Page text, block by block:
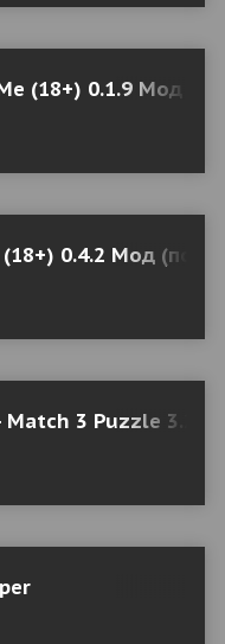
(18+) 0.1.9 Мод
0.4.2 Мод
Match 3 Puzzle